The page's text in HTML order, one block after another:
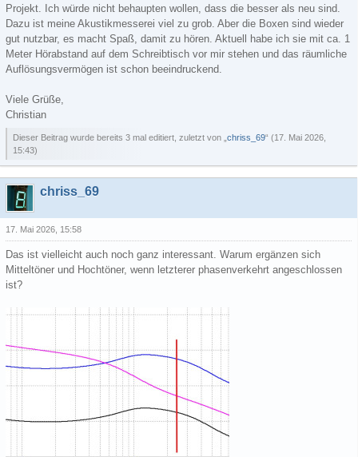
Projekt. Ich würde nicht behaupten wollen, dass die besser als neu sind.
Dazu ist meine Akustikmesserei viel zu grob. Aber die Boxen sind wieder
gut nutzbar, es macht Spaß, damit zu hören. Aktuell habe ich sie mit ca. 1
Meter Hörabstand auf dem Schreibtisch vor mir stehen und das räumliche
Auflösungsvermögen ist schon beeindruckend.
Viele Grüße,
Christian
Dieser Beitrag wurde bereits 3 mal editiert, zuletzt von „ chriss_69“ (17. Mai 2026,
15:43)
chriss_69
17. Mai 2026, 15:58
Das ist vielleicht auch noch ganz interessant. Warum ergänzen sich
Mitteltöner und Hochtöner, wenn letzterer phasenverkehrt angeschlossen
ist?